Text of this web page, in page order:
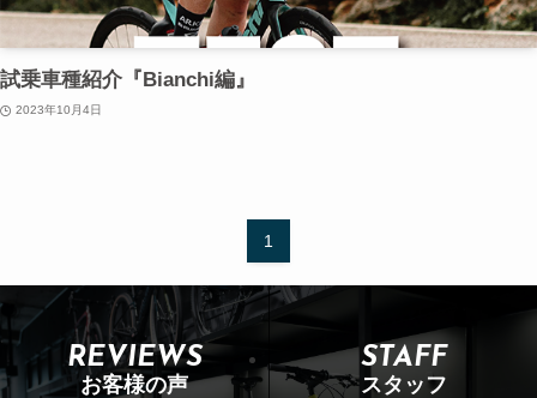
試乗車種紹介『Bianchi編』
2023年10月4日
1
REVIEWS
お客様の声
STAFF
スタッフ